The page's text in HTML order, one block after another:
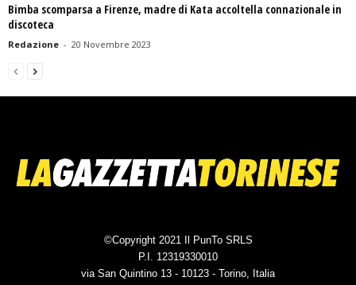
Bimba scomparsa a Firenze, madre di Kata accoltella connazionale in
discoteca
Redazione - 20 Novembre 2023
©Copyright 2021 Il PunTo SRLS
P.I. 12319330010
via San Quintino 13 - 10123 - Torino, Italia